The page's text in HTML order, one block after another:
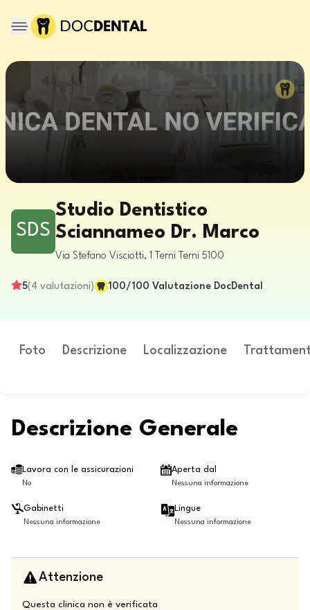
SDS
Studio Dentistico
Sciannameo Dr. Marco
Via Stefano Visciotti, 1 Terni Terni 5100
5( 4 valutazioni) 100/100 Valutazione DocDental
Foto Descrizione Localizzazione
Descrizione Generale
Lavora con le assicurazioni
No
Aperta dal
Nessuna informazione
Gabinetti
Nessuna informazione
Lingue
Nessuna informazione
Attenzione
Questa clinica non è verificata